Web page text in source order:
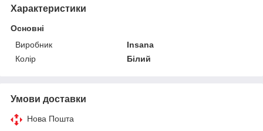
Характеристики
Основні
Виробник
Insana
Колір
Білий
Умови доставки
Нова Пошта